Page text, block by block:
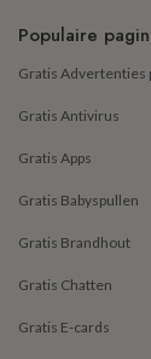
Populaire
Gratis Advertenties
Gratis Antivirus
Gratis Apps
Gratis Babyspullen
Gratis Brandhout
Gratis Chatten
Gratis E-cards